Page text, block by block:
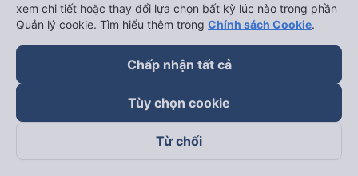
Hải Phòng đi Hà Nội
Xem tất cả tuyến đường
xem chi tiết hoặc thay đổi lựa chọn bất kỳ lúc nào trong phần
Quản lý cookie. Tìm hiểu thêm trong Chính sách Cookie.
Chấp nhận tất cả
Tùy chọn cookie
Từ chối